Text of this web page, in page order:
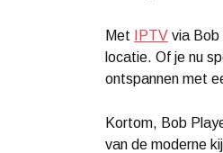
Met IPTV via Bob
locatie. Of je nu
ontspannen met
Kortom, Bob
van de moderne